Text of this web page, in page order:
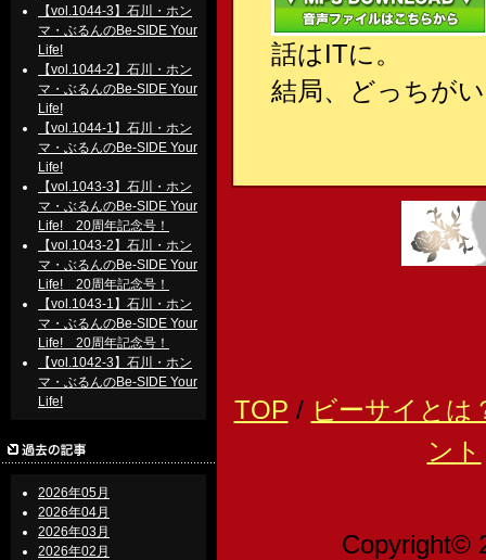
【vol.1044-3】石川・ホン
マ・ぶるんのBe-SIDE Your
Life!
【vol.1044-2】石川・ホン
マ・ぶるんのBe-SIDE Your
Life!
【vol.1044-1】石川・ホン
マ・ぶるんのBe-SIDE Your
Life!
【vol.1043-3】石川・ホン
マ・ぶるんのBe-SIDE Your
Life! 20周年記念号！
【vol.1043-2】石川・ホン
マ・ぶるんのBe-SIDE Your
Life! 20周年記念号！
【vol.1043-1】石川・ホン
マ・ぶるんのBe-SIDE Your
Life! 20周年記念号！
【vol.1042-3】石川・ホン
マ・ぶるんのBe-SIDE Your
Life!
2026年05月
2026年04月
2026年03月
2026年02月
話はITに。
結局、どっちが
TOP / ビーサイとは
ント
Copyright©